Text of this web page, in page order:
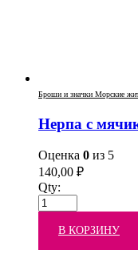
Броши и значки Морские
Нерпа с
Оценка 0 из 5
140,00 ₽
Qty:
В КОРЗИНУ